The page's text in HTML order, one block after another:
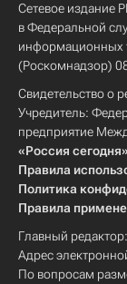
Сетевое издание
в Федеральной
информационных
(Роскомнадзор)
Свидетельство о
Учредитель:
предприятие
«Россия сегодня»
Правила
Политика
Правила
Главный редактор:
Адрес
По вопросам